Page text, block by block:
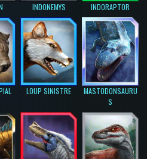
INDONEMYS INDORAPTOR
LOUP SINISTRE
MASTODONSAURU
S